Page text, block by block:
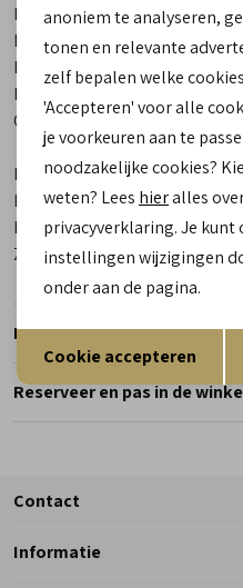
Merk
Leveranciercode
Bestelcode
Los voetbed
Categorie
Kleur
Materiaal buitenkant
Materiaal binnenkant
Zool
Retourneren
Reserveer en pas in de
Contact
Informatie
Terug
anoniem te analyseren,
tonen en relevante
zelf bepalen welke
'Accepteren' voor alle
je voorkeuren aan te
noodzakelijke cookies?
weten? Lees hieralles
privacyverklaring. Je kunt
instellingen wijzigingen
onder aan de pagina.
Cookie accepteren